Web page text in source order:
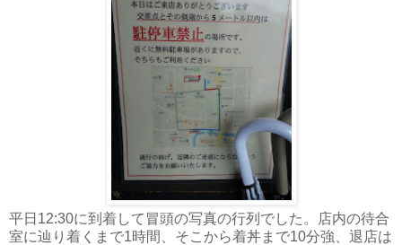
平日12:30に到着して冒頭の写真の行列でした。店内の待合
室に辿り着くまで1時間、そこから着丼まで10分強、退店は